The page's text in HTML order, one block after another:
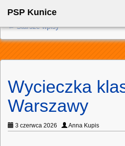
PSP Kunice
←Starsze wpisy
Wycieczka
Warszawy
3 czerwca 2026 Anna Kupis